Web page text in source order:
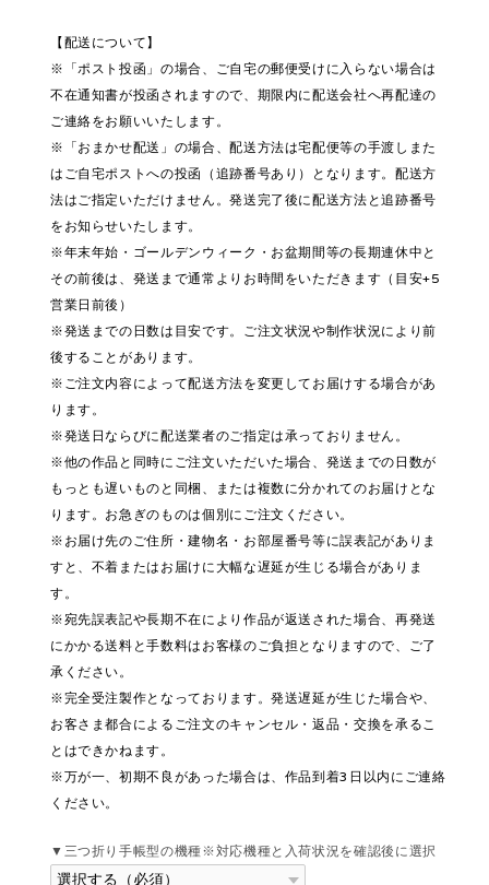
【配送について】
※「ポスト投函」の場合、ご自宅の郵便受けに入らない場合は
不在通知書が投函されますので、期限内に配送会社へ再配達の
ご連絡をお願いいたします。
※「おまかせ配送」の場合、配送方法は宅配便等の手渡しまた
はご自宅ポストへの投函（追跡番号あり）となります。配送方
法はご指定いただけません。発送完了後に配送方法と追跡番号
をお知らせいたします。
※年末年始・ゴールデンウィーク・お盆期間等の長期連休中と
その前後は、発送まで通常よりお時間をいただきます（目安+5
営業日前後）
※発送までの日数は目安です。ご注文状況や制作状況により前
後することがあります。
※ご注文内容によって配送方法を変更してお届けする場合があ
ります。
※発送日ならびに配送業者のご指定は承っておりません。
※他の作品と同時にご注文いただいた場合、発送までの日数が
もっとも遅いものと同梱、または複数に分かれてのお届けとな
ります。お急ぎのものは個別にご注文ください。
※お届け先のご住所・建物名・お部屋番号等に誤表記がありま
すと、不着またはお届けに大幅な遅延が生じる場合がありま
す。
※宛先誤表記や長期不在により作品が返送された場合、再発送
にかかる送料と手数料はお客様のご負担となりますので、ご了
承ください。
※完全受注製作となっております。発送遅延が生じた場合や、
お客さま都合によるご注文のキャンセル・返品・交換を承るこ
とはできかねます。
※万が一、初期不良があった場合は、作品到着3日以内にご連絡
ください。
▼三つ折り手帳型の機種※対応機種と入荷状況を確認後に選択